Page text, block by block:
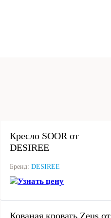
Кресло SOOR от
DESIREE
Бренд: DESIREE
Узнать цену
Кованая кровать Zeus от